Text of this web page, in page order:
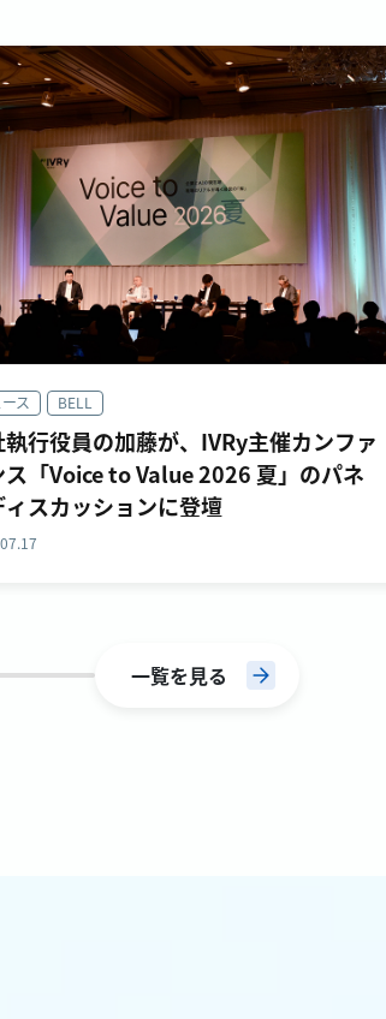
BELL
行役員の加藤が、IVRy主催カンファ
「Voice to Value 2026 夏」のパネ
スカッションに登壇
一覧を見る